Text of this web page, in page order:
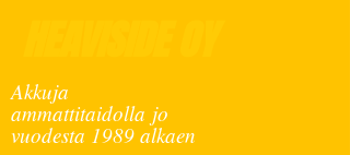
Akkuja
ammattitaidolla jo
vuodesta 1989 alkaen